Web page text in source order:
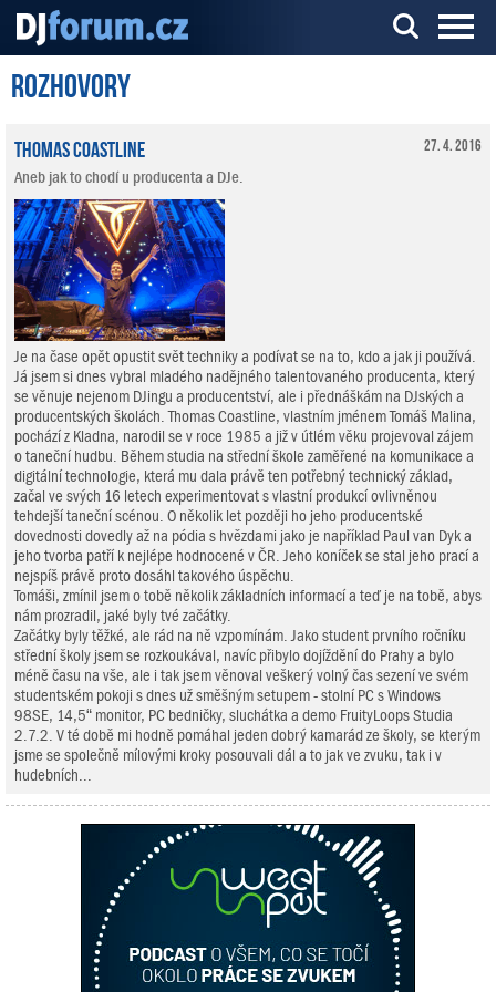
Server o DJ technice a DJingu
Rozhovory
27. 4. 2016
Thomas Coastline
Aneb jak to chodí u producenta a DJe.
Je na čase opět opustit svět techniky a podívat se na to, kdo a jak ji používá.
Já jsem si dnes vybral mladého nadějného talentovaného producenta, který
se věnuje nejenom DJingu a producentství, ale i přednáškám na DJských a
producentských školách. Thomas Coastline, vlastním jménem Tomáš Malina,
pochází z Kladna, narodil se v roce 1985 a již v útlém věku projevoval zájem
o taneční hudbu. Během studia na střední škole zaměřené na komunikace a
digitální technologie, která mu dala právě ten potřebný technický základ,
začal ve svých 16 letech experimentovat s vlastní produkcí ovlivněnou
tehdejší taneční scénou. O několik let později ho jeho producentské
dovednosti dovedly až na pódia s hvězdami jako je například Paul van Dyk a
jeho tvorba patří k nejlépe hodnocené v ČR. Jeho koníček se stal jeho prací a
nejspíš právě proto dosáhl takového úspěchu.
Tomáši, zmínil jsem o tobě několik základních informací a teď je na tobě, abys
nám prozradil, jaké byly tvé začátky.
Začátky byly těžké, ale rád na ně vzpomínám. Jako student prvního ročníku
střední školy jsem se rozkoukával, navíc přibylo dojíždění do Prahy a bylo
méně času na vše, ale i tak jsem věnoval veškerý volný čas sezení ve svém
studentském pokoji s dnes už směšným setupem - stolní PC s Windows
98SE, 14,5“ monitor, PC bedničky, sluchátka a demo FruityLoops Studia
2.7.2. V té době mi hodně pomáhal jeden dobrý kamarád ze školy, se kterým
jsme se společně mílovými kroky posouvali dál a to jak ve zvuku, tak i v
hudebních...